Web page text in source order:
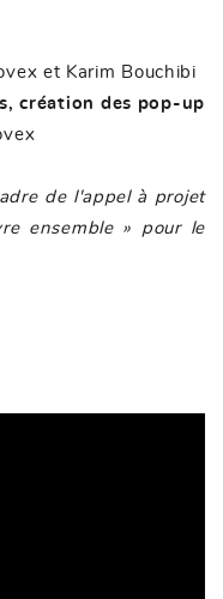
et Karim Bouchibi
création des pop-up
de l'appel à projet
ensemble » pour le